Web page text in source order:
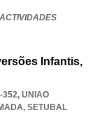
Infantis,
352, UNIAO
, SETUBAL